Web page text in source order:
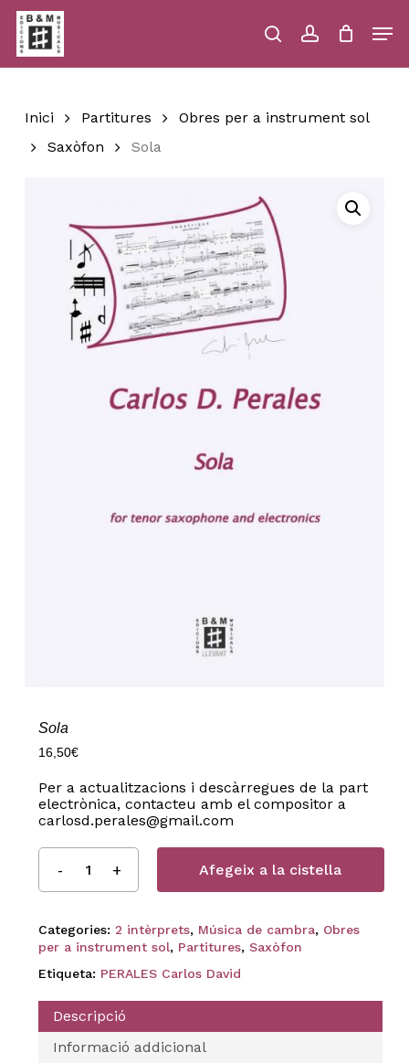
Skip
main
content
searchaccount
Close
Inici Partitures
Obres per a instrument sol
Saxòfon
Sola
Sola
16,50€
Per a actualitzacions i descàrregues de la part
electrònica, contacteu amb el compositor a
carlosd.perales@gmail.com
Afegeix a la cistella
Categories: 2 intèrprets, Música de cambra, Obres
per a instrument sol, Partitures, Saxòfon
Etiqueta: PERALES Carlos David
Descripció
Informació addicional
Menu